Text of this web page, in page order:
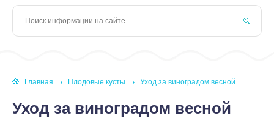
Главная Плодовые кусты Уход за виноградом весной
Уход за виноградом весной